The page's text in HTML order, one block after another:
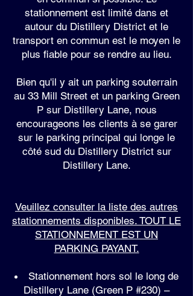
stationnement est limité dans et
autour du Distillery District et le
transport en commun est le moyen le
plus fiable pour se rendre au lieu.
Bien qu'il y ait un parking souterrain
au 33 Mill Street et un parking Green
P sur Distillery Lane, nous
encourageons les clients à se garer
sur le parking principal qui longe le
côté sud du Distillery District sur
Distillery Lane.
Veuillez consulter la liste des autres
stationnements disponibles. TOUT LE
STATIONNEMENT EST UN
PARKING PAYANT.
Stationnement hors sol le long de
Distillery Lane (Green P #230) –